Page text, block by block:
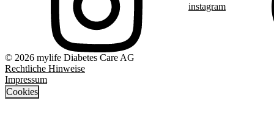
instagram
© 2026 mylife Diabetes Care AG
Rechtliche Hinweise
Impressum
Cookies